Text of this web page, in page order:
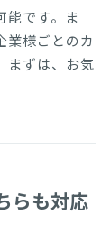
能です。ま
業様ごとのカ
まずは、お気
らも対応